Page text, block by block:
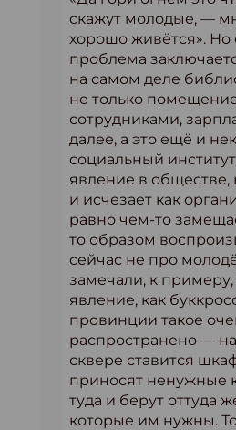
скажут молодые, —
хорошо живётся». Но
проблема
на самом деле
не только
сотрудниками,
далее, а это ещё и
социальный
явление в обществе,
и исчезает как
равно чем-то
то образом
сейчас не про
замечали, к примеру,
явление, как
провинции такое
распространено —
сквере ставится
приносят ненужные
туда и берут оттуда
которые им нужны. То